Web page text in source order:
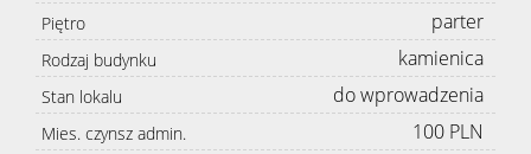
Zgłoś
Piętro parter
Rodzaj budynku kamienica
Stan lokalu do wprowadzenia
Mies. czynsz admin. 100 PLN